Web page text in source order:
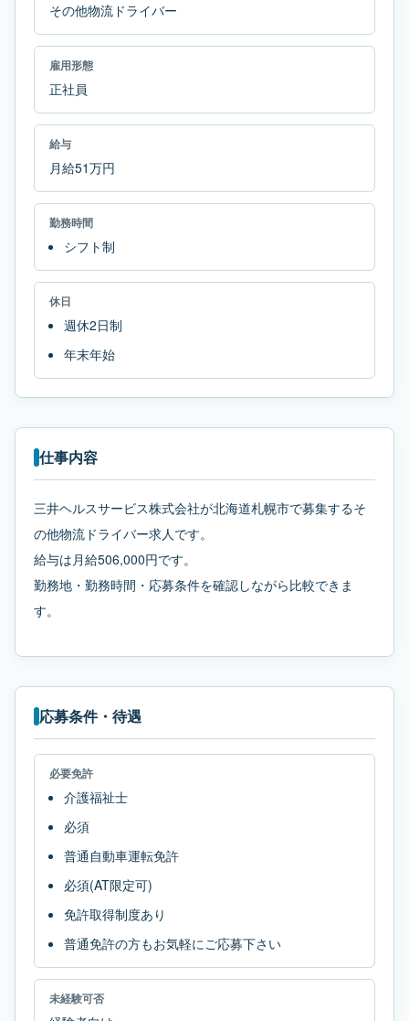
その他物流ドライバー
雇用形態
正社員
給与
月給51万円
勤務時間
シフト制
休日
週休2日制
年末年始
仕事内容
三井ヘルスサービス株式会社が北海道札幌市で募集するそ
の他物流ドライバー求人です。
給与は月給506,000円です。
勤務地・勤務時間・応募条件を確認しながら比較できま
す。
応募条件・待遇
必要免許
介護福祉士
必須
普通自動車運転免許
必須(AT限定可)
免許取得制度あり
普通免許の方もお気軽にご応募下さい
未経験可否